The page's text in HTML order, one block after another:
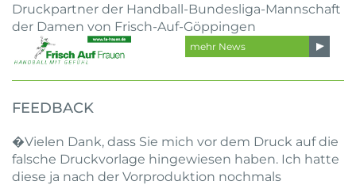
Druckpartner der Handball-Bundesliga-Mannschaft
der Damen von Frisch-Auf-Göppingen
mehr News
FEEDBACK
�Vielen Dank, dass Sie mich vor dem Druck auf die
falsche Druckvorlage hingewiesen haben. Ich hatte
diese ja nach der Vorproduktion nochmals